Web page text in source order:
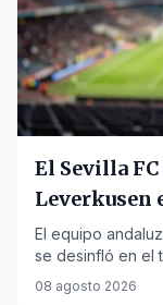
El Sevilla
Leverkusen
El equipo
se desinfló en el
08 agosto 2026